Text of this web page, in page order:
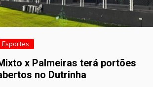
Esportes
x Palmeiras terá portões
no Dutrinha